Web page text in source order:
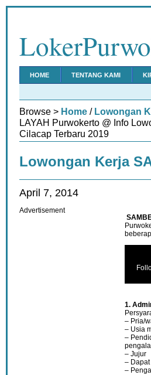
HOME TENTANG KAMI
Browse > Home / Lowongan
LAYAH Purwokerto @ Info
Cilacap Terbaru 2019
Lowongan Kerja
April 7, 2014
1.
– Pria/
– Usia
–
– Jujur
–
–
Advertisement